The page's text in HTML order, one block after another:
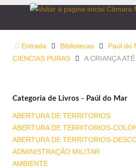
Entrada Bibliotecas
Paúl do
CIENCIAS PURAS
A CRIANÇA
Categoria de Livros - Paúl do Mar
ABERTURA DE TERRITORIOS
ABERTURA DE TERRITORIOS-
ABERTURA DE TERRITORIOS-
ADMINISTRAÇÃO MILITAR
AMBIENTE